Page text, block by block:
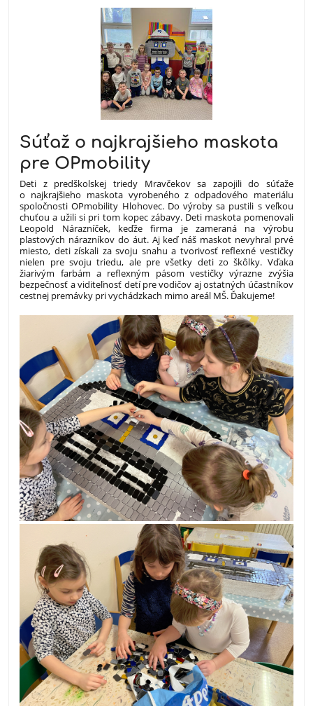
Súťaž o najkrajšieho maskota
pre OPmobility
Deti z predškolskej triedy Mravčekov sa zapojili do súťaže
o najkrajšieho maskota vyrobeného z odpadového materiálu
spoločnosti OPmobility Hlohovec. Do výroby sa pustili s veľkou
chuťou a užili si pri tom kopec zábavy. Deti maskota pomenovali
Leopold Nárazníček, keďže firma je zameraná na výrobu
plastových nárazníkov do áut. Aj keď náš maskot nevyhral prvé
miesto, deti získali za svoju snahu a tvorivosť reflexné vestičky
nielen pre svoju triedu, ale pre všetky deti zo škôlky. Vďaka
žiarivým farbám a reflexným pásom vestičky výrazne zvýšia
bezpečnosť a viditeľnosť detí pre vodičov aj ostatných účastníkov
cestnej premávky pri vychádzkach mimo areál MŠ. Ďakujeme!